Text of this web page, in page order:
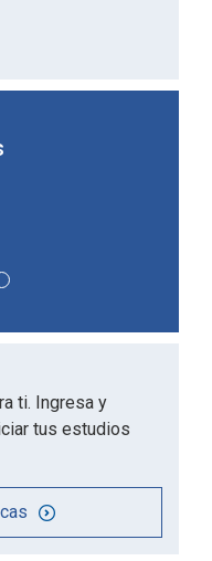
de empleo
ti. Ingresa y
tus estudios